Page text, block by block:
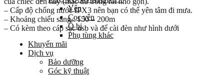
Yên
Cọc yên
Ổ bi
Phụ tùng khác
Khuyến mãi
Dịch vụ
Bảo dưỡng
Góc kỹ thuật
– Cấp độ chống nước IPX3 nên bạn có thể yên tâm đi mưa.
– Khoảng chiếu sáng : 150 – 200m
– Có kèm theo cáp sạc usb và đế cài đèn như hình dưới